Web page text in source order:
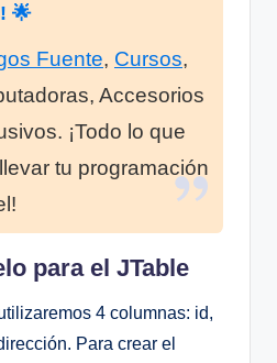
🌟
Fuente, Cursos,
Accesorios
¡Todo lo que
tu programación
para el JTable
4 columnas: id,
Para crear el